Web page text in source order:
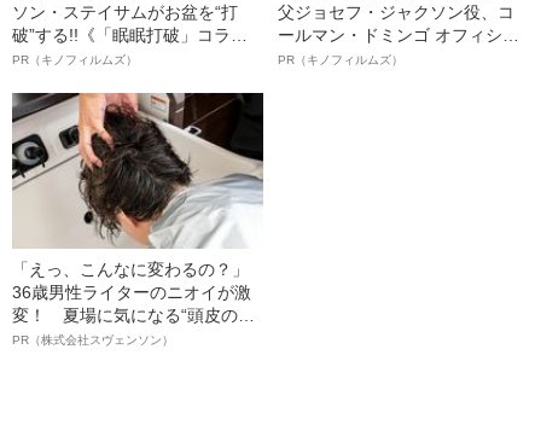
ソン・ステイサムがお盆を“打
破”する!!《「眠眠打破」コラ
ボ》
PR（キノフィルムズ）
父ジョセフ・ジャクソン役、コ
ールマン・ドミンゴ オフィシャ
ルインタビュー“観客を魅了した
PR（キノフィルムズ）
「えっ、こんなに変わるの？」
36歳男性ライターのニオイが激
変！ 夏場に気になる“頭皮のニ
オイ”や“ベタつき”を解消す
PR（株式会社スヴェンソン）